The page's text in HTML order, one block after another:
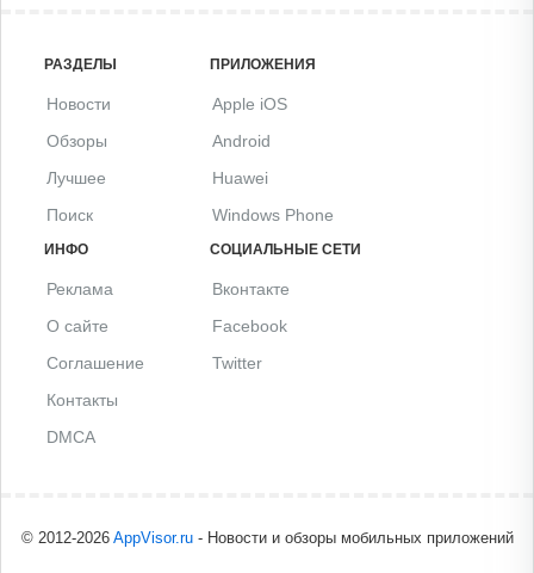
РАЗДЕЛЫ
Новости
Обзоры
Лучшее
Поиск
ПРИЛОЖЕНИЯ
Apple iOS
Android
Huawei
Windows Phone
ИНФО
Реклама
О сайте
Соглашение
Контакты
DMCA
СОЦИАЛЬНЫЕ СЕТИ
Вконтакте
Facebook
Twitter
© 2012-2026 AppVisor.ru- Новости и обзоры мобильных приложений